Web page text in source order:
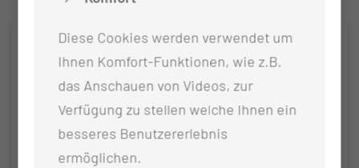
Multiple Sklerose
Spezialsprechstunde
HIER FEHLT TEXT
Diese Cookies werden verwendet um
Ihnen Komfort-Funktionen, wie z.B.
das Anschauen von Videos, zur
Verfügung zu stellen welche Ihnen ein
besseres Benutzererlebnis
ermöglichen.